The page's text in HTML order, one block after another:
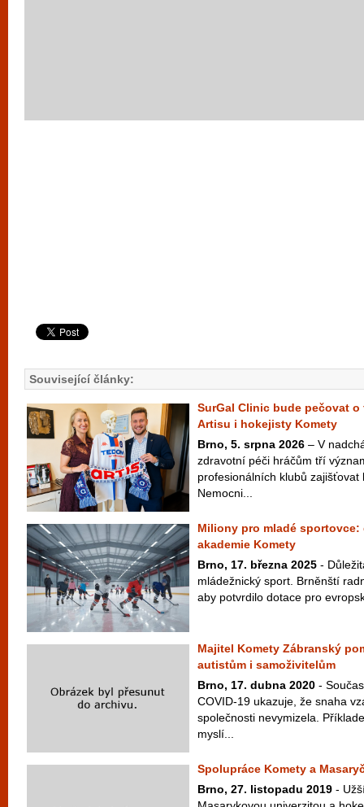
Související články:
SurGal Clinic bude pečovat
Artisu i hokejisty Komety
Brno, 5. srpna 2026 – V
zdravotní péči hráčům tří
profesionálních klubů zajišťovat
Nemocni...
Miliony pro mladé sportovce:
akademie Komety
Brno, 17. března 2025 -
mládežnický sport. Brněnští
aby potvrdilo dotace pro
Majitel Komety Zábranský
autistům i samoživitelům
Brno, 17. dubna 2020 -
COVID-19 ukazuje, že snaha
společnosti nevymizela.
myslí...
Spolupráce Komety a
Brno, 27. listopadu 2019 -